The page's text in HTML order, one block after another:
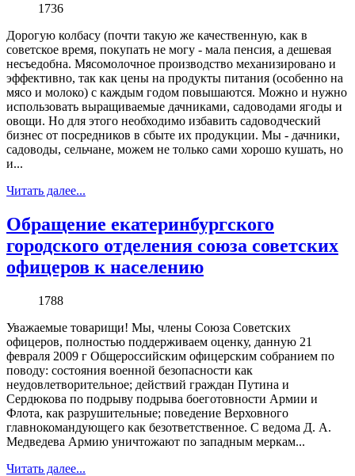
1736
Дорогую колбасу (почти такую же качественную, как в
советское время, покупать не могу - мала пенсия, а дешевая
несъедобна. Мясомолочное производство механизировано и
эффективно, так как цены на продукты питания (особенно на
мясо и молоко) с каждым годом повышаются. Можно и нужно
использовать выращиваемые дачниками, садоводами ягоды и
овощи. Но для этого необходимо избавить садоводческий
бизнес от посредников в сбыте их продукции. Мы - дачники,
садоводы, сельчане, можем не только сами хорошо кушать, но
и...
Читать далее...
Обращение екатеринбургского
городского отделения союза советских
офицеров к населению
1788
Уважаемые товарищи! Мы, члены Союза Советских
офицеров, полностью поддерживаем оценку, данную 21
февраля 2009 г Общероссийским офицерским собранием по
поводу: состояния военной безопасности как
неудовлетворительное; действий граждан Путина и
Сердюкова по подрыву подрыва боеготовности Армии и
Флота, как разрушительные; поведение Верховного
главнокомандующего как безответственное. С ведома Д. А.
Медведева Армию уничтожают по западным меркам...
Читать далее...